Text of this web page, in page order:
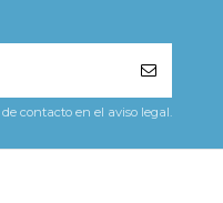
contacto en el aviso legal.